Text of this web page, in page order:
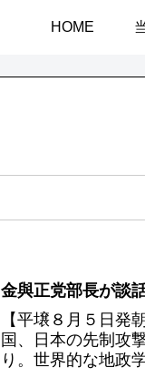
HOME
金與正党部長が談
【平壌８月５日
国、日本の先制攻
り。世界的な地政